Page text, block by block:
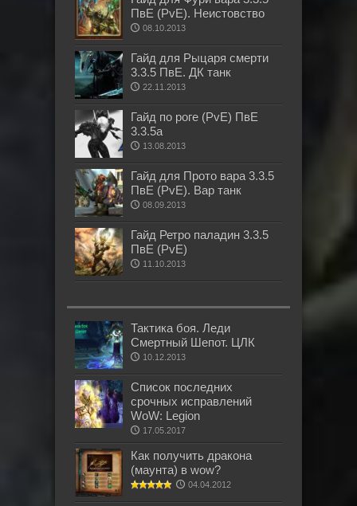
ПвЕ (PvE). Неистовство
08.10.2013
Гайд для Рыцаря смерти
3.3.5 ПвЕ. ДК танк
22.11.2013
Гайд по роге (PvE) ПвЕ
3.3.5а
13.08.2013
Гайд для Прото вара 3.3.5
ПвЕ (PvE). Вар танк
08.09.2013
Гайд Ретро паладин 3.3.5
ПвЕ (PvE)
11.10.2013
Тактика боя. Леди
Смертный Шепот. ЦЛК
10.12.2013
Список последних
срочных исправлений
WoW: Legion
17.05.2017
Как получить дракона
(маунта) в wow?
04.04.2012